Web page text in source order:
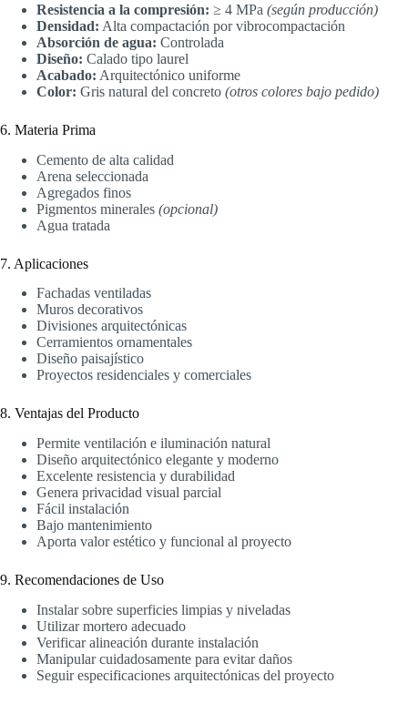
Resistencia a la compresión: ≥ 4 MPa (según producción)
Densidad: Alta compactación por vibrocompactación
Absorción de agua: Controlada
Diseño: Calado tipo laurel
Acabado: Arquitectónico uniforme
Color: Gris natural del concreto (otros colores bajo pedido)
6. Materia Prima
Cemento de alta calidad
Arena seleccionada
Agregados finos
Pigmentos minerales (opcional)
Agua tratada
7. Aplicaciones
Fachadas ventiladas
Muros decorativos
Divisiones arquitectónicas
Cerramientos ornamentales
Diseño paisajístico
Proyectos residenciales y comerciales
8. Ventajas del Producto
Permite ventilación e iluminación natural
Diseño arquitectónico elegante y moderno
Excelente resistencia y durabilidad
Genera privacidad visual parcial
Fácil instalación
Bajo mantenimiento
Aporta valor estético y funcional al proyecto
9. Recomendaciones de Uso
Instalar sobre superficies limpias y niveladas
Utilizar mortero adecuado
Verificar alineación durante instalación
Manipular cuidadosamente para evitar daños
Seguir especificaciones arquitectónicas del proyecto